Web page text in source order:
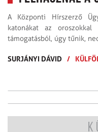
A Központi Hírszerző
katonákat az oroszokkal
támogatásból, úgy tűnik,
SURJÁNYI DÁVID /